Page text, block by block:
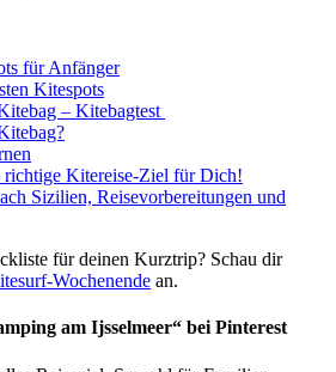
für Anfänger
Kitespots
– Kitebagtest
richtige Kitereise-Ziel für Dich!
Sizilien, Reisevorbereitungen und
für deinen Kurztrip? Schau dir
Wochenende an.
am Ijsselmeer“ bei Pinterest